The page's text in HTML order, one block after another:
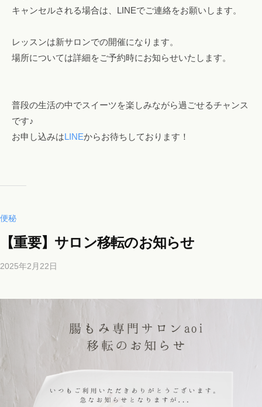
キャンセルされる場合は、LINEでご連絡をお願いします。
レッスンは新サロンでの開催になります。
場所については詳細をご予約時にお知らせいたします。
普段の生活の中でスイーツを楽しみながら過ごせるチャンス
です♪
お申し込みはLINEからお待ちしております！
便秘
【重要】サロン移転のお知らせ
2025年2月22日
h
l